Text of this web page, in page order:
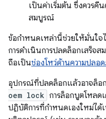
เป็นค่าเริ่มต้น ซึ่งควรคื
สมบูรณ์
ข้อกำหนดเหล่านี้ช่วยให้มั่นใจ
การดำเนินการปลดล็อกเสร็จ
ถือเป็นช่องโหว่ด้านความปลอ
อุปกรณ์ที่ปลดล็อกแล้วอาจล็อก
oem lock การล็อกบูตโหลด
ปฏิบัติการที่กำหนดเองใหม่ได้